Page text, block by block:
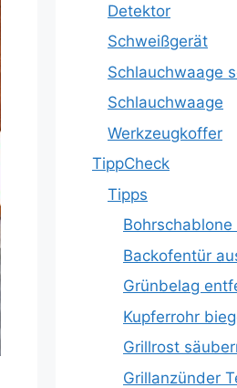
Detektor
Schweißgerät
Schlauchwaage
Schlauchwaage
Werkzeugkoffer
TippCheck
Tipps
Backofentür
Grünbelag
Kupferrohr
Grillrost
Grillanzünder